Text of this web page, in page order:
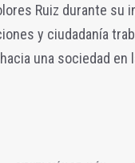
Ruiz durante su
y ciudadanía
una sociedad